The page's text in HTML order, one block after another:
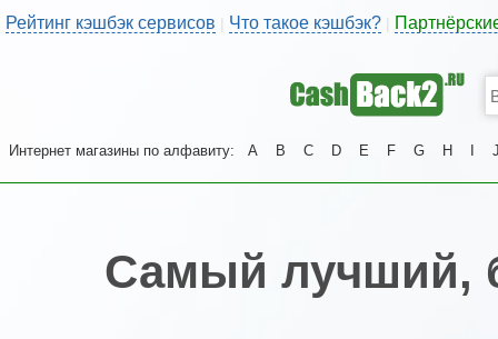
Рейтинг кэшбэк сервисов | Что такое кэшбэк?
Интернет магазины по алфавиту: A B C D E F G H
Самый лучший,